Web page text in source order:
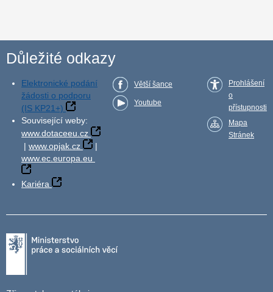
Důležité odkazy
Elektronické podání
žádosti o podporu
(IS KP21+)
Související weby:
www.dotaceeu.cz
| www.opjak.cz
|
www.ec.europa.eu
Kariéra
Větší šance
Youtube
Prohlášení
o
přístupnosti
Mapa
Stránek